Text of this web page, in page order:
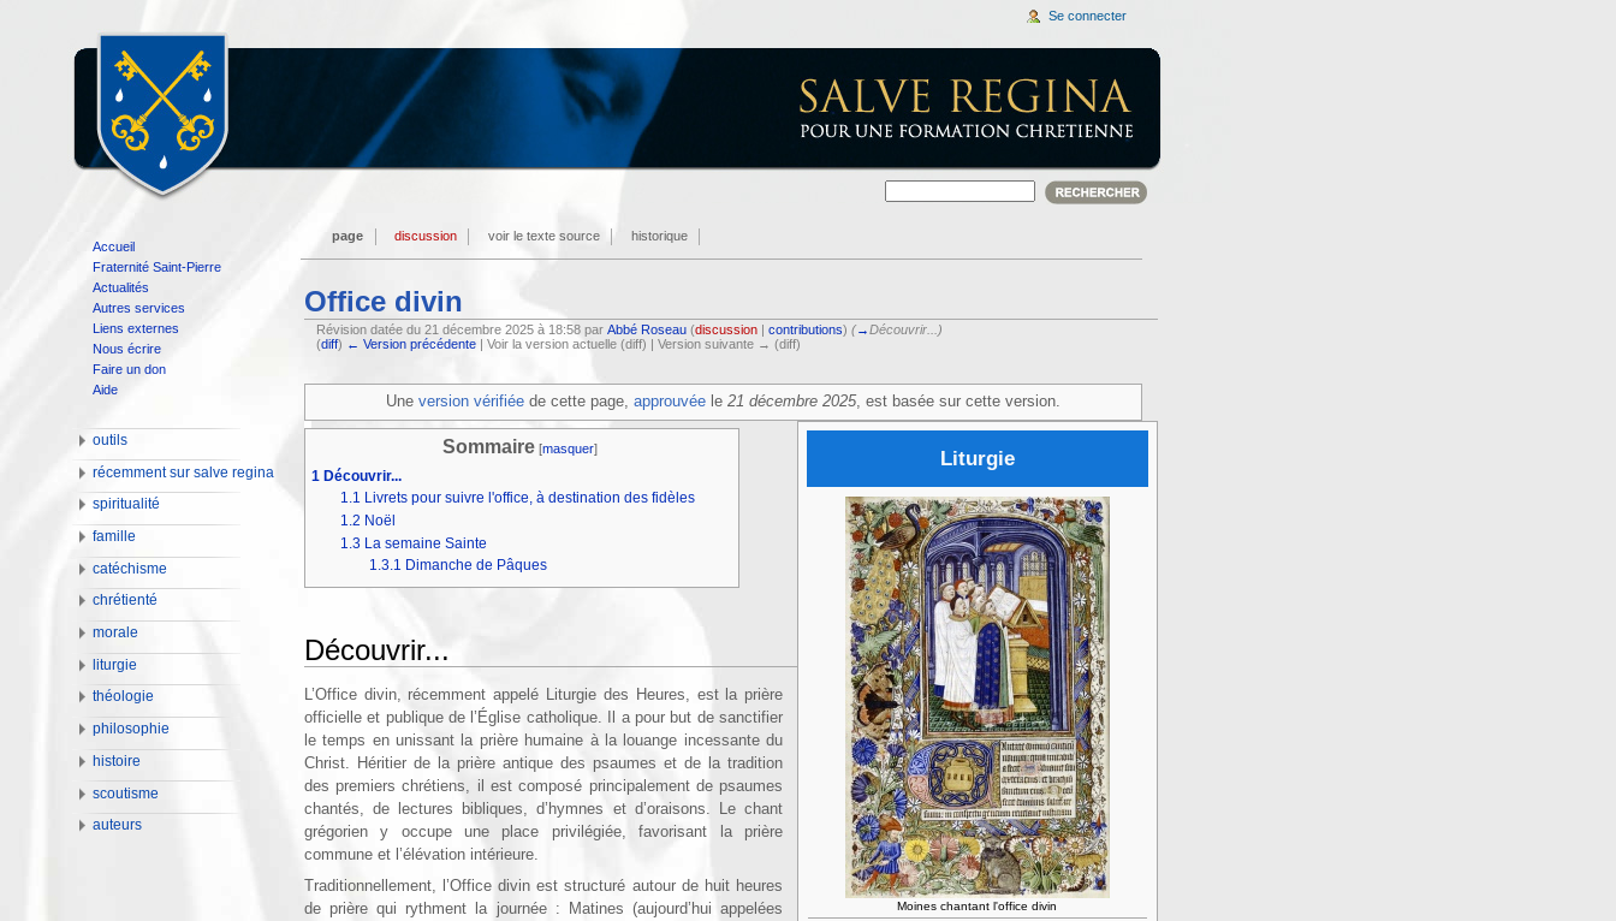
Office divin
Révision datée du 21 décembre 2025 à 18:58 parAbbé Roseau (discussion |contributions) (→Découvrir... )
(diff) ← Version précédente | Voir la version actuelle (diff) | Version suivante → (diff)
Une version vérifiéede cette page, approuvéele 21 décembre 2025, est basée sur cette version.
Liturgie
Moines chantant l'office divin
Sommaire[masquer]
1 Découvrir...
1.1 Livrets pour suivre l'office, à destination des fidèles
1.2 Noël
1.3 La semaine Sainte
1.3.1 Dimanche de Pâques
Découvrir...
L’Office divin, récemment appelé Liturgie des Heures, est la prière
officielle et publique de l’Église catholique. Il a pour but de sanctifier
le temps en unissant la prière humaine à la louange incessante du
Christ. Héritier de la prière antique des psaumes et de la tradition
des premiers chrétiens, il est composé principalement de psaumes
chantés, de lectures bibliques, d’hymnes et d’oraisons. Le chant
grégorien y occupe une place privilégiée, favorisant la prière
commune et l’élévation intérieure.
Traditionnellement, l’Office divin est structuré autour de huit heures
de prière qui rythment la journée : Matines (aujourd’hui appelées
page discussion voir le texte source historique
Se connecter
Accueil
Fraternité Saint-Pierre
Actualités
Autres services
Liens externes
Nous écrire
Faire un don
Aide
outils
récemment sur salve regina
spiritualité
famille
catéchisme
chrétienté
morale
liturgie
théologie
philosophie
histoire
scoutisme
auteurs